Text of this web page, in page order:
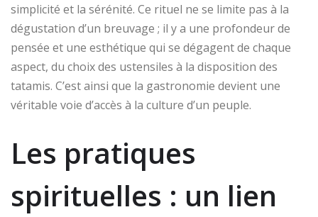
simplicité et la sérénité. Ce rituel ne se limite pas à la
dégustation d’un breuvage ; il y a une profondeur de
pensée et une esthétique qui se dégagent de chaque
aspect, du choix des ustensiles à la disposition des
tatamis. C’est ainsi que la gastronomie devient une
véritable voie d’accès à la culture d’un peuple.
Les pratiques
spirituelles : un lien